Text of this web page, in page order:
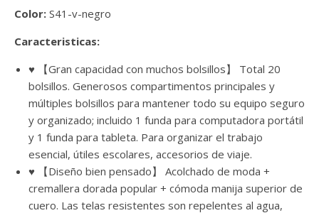
Color: S41-v-negro
Caracteristicas:
♥ 【Gran capacidad con muchos bolsillos】 Total 20
bolsillos. Generosos compartimentos principales y
múltiples bolsillos para mantener todo su equipo seguro
y organizado; incluido 1 funda para computadora portátil
y 1 funda para tableta. Para organizar el trabajo
esencial, útiles escolares, accesorios de viaje.
♥ 【Diseño bien pensado】 Acolchado de moda +
cremallera dorada popular + cómoda manija superior de
cuero. Las telas resistentes son repelentes al agua,